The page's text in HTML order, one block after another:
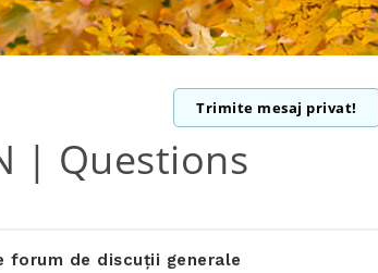
Trimite mesaj privat!
| Questions
forum de discuţii generale